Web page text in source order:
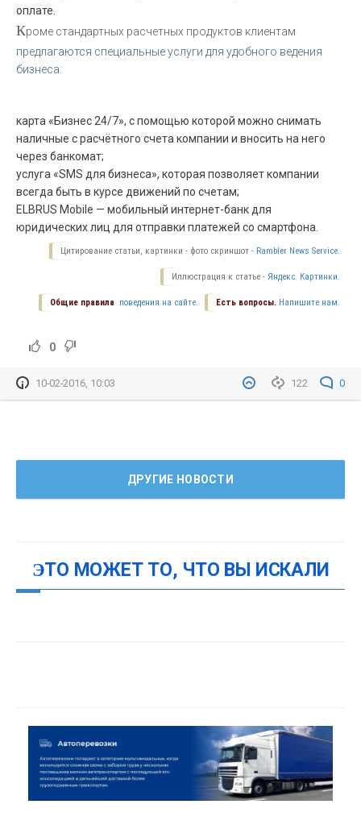
оплате.
Кроме стандартных расчетных продуктов клиентам
предлагаются специальные услуги для удобного ведения
бизнеса:
карта «Бизнес 24/7», с помощью которой можно снимать
наличные с расчётного счета компании и вносить на него
через банкомат;
услуга «SMS для бизнеса», которая позволяет компании
всегда быть в курсе движений по счетам;
ELBRUS Mobile — мобильный интернет-банк для
юридических лиц для отправки платежей со смартфона.
Цитирование статьи, картинки - фото скриншот - Rambler News Service.
Иллюстрация к статье - Яндекс. Картинки.
Есть вопросы. Напишите нам.
Общие правила поведения на сайте.
0
122 0
10-02-2016, 10:03
ДРУГИЕ НОВОСТИ
ЭТО МОЖЕТ ТО, ЧТО ВЫ ИСКАЛИ